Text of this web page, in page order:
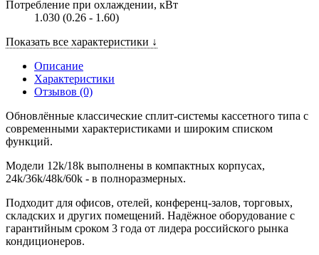
Потребление при охлаждении, кВт
1.030 (0.26 - 1.60)
Показать все характеристики ↓
Описание
Характеристики
Отзывов (0)
Обновлённые классические сплит-системы кассетного типа с
современными характеристиками и широким списком
функций.
Модели 12k/18k выполнены в компактных корпусах,
24k/36k/48k/60k - в полноразмерных.
Подходит для офисов, отелей, конференц-залов, торговых,
складских и других помещений. Надёжное оборудование с
гарантийным сроком 3 года от лидера российского рынка
кондиционеров.